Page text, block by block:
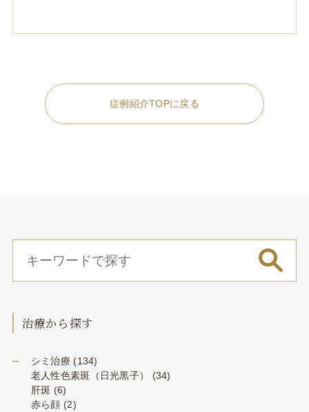
症例紹介TOPに戻る
治療から探す
シミ治療 (134)
老人性色素斑（日光黒子）
(34)
肝斑 (6)
赤ら顔 (2)